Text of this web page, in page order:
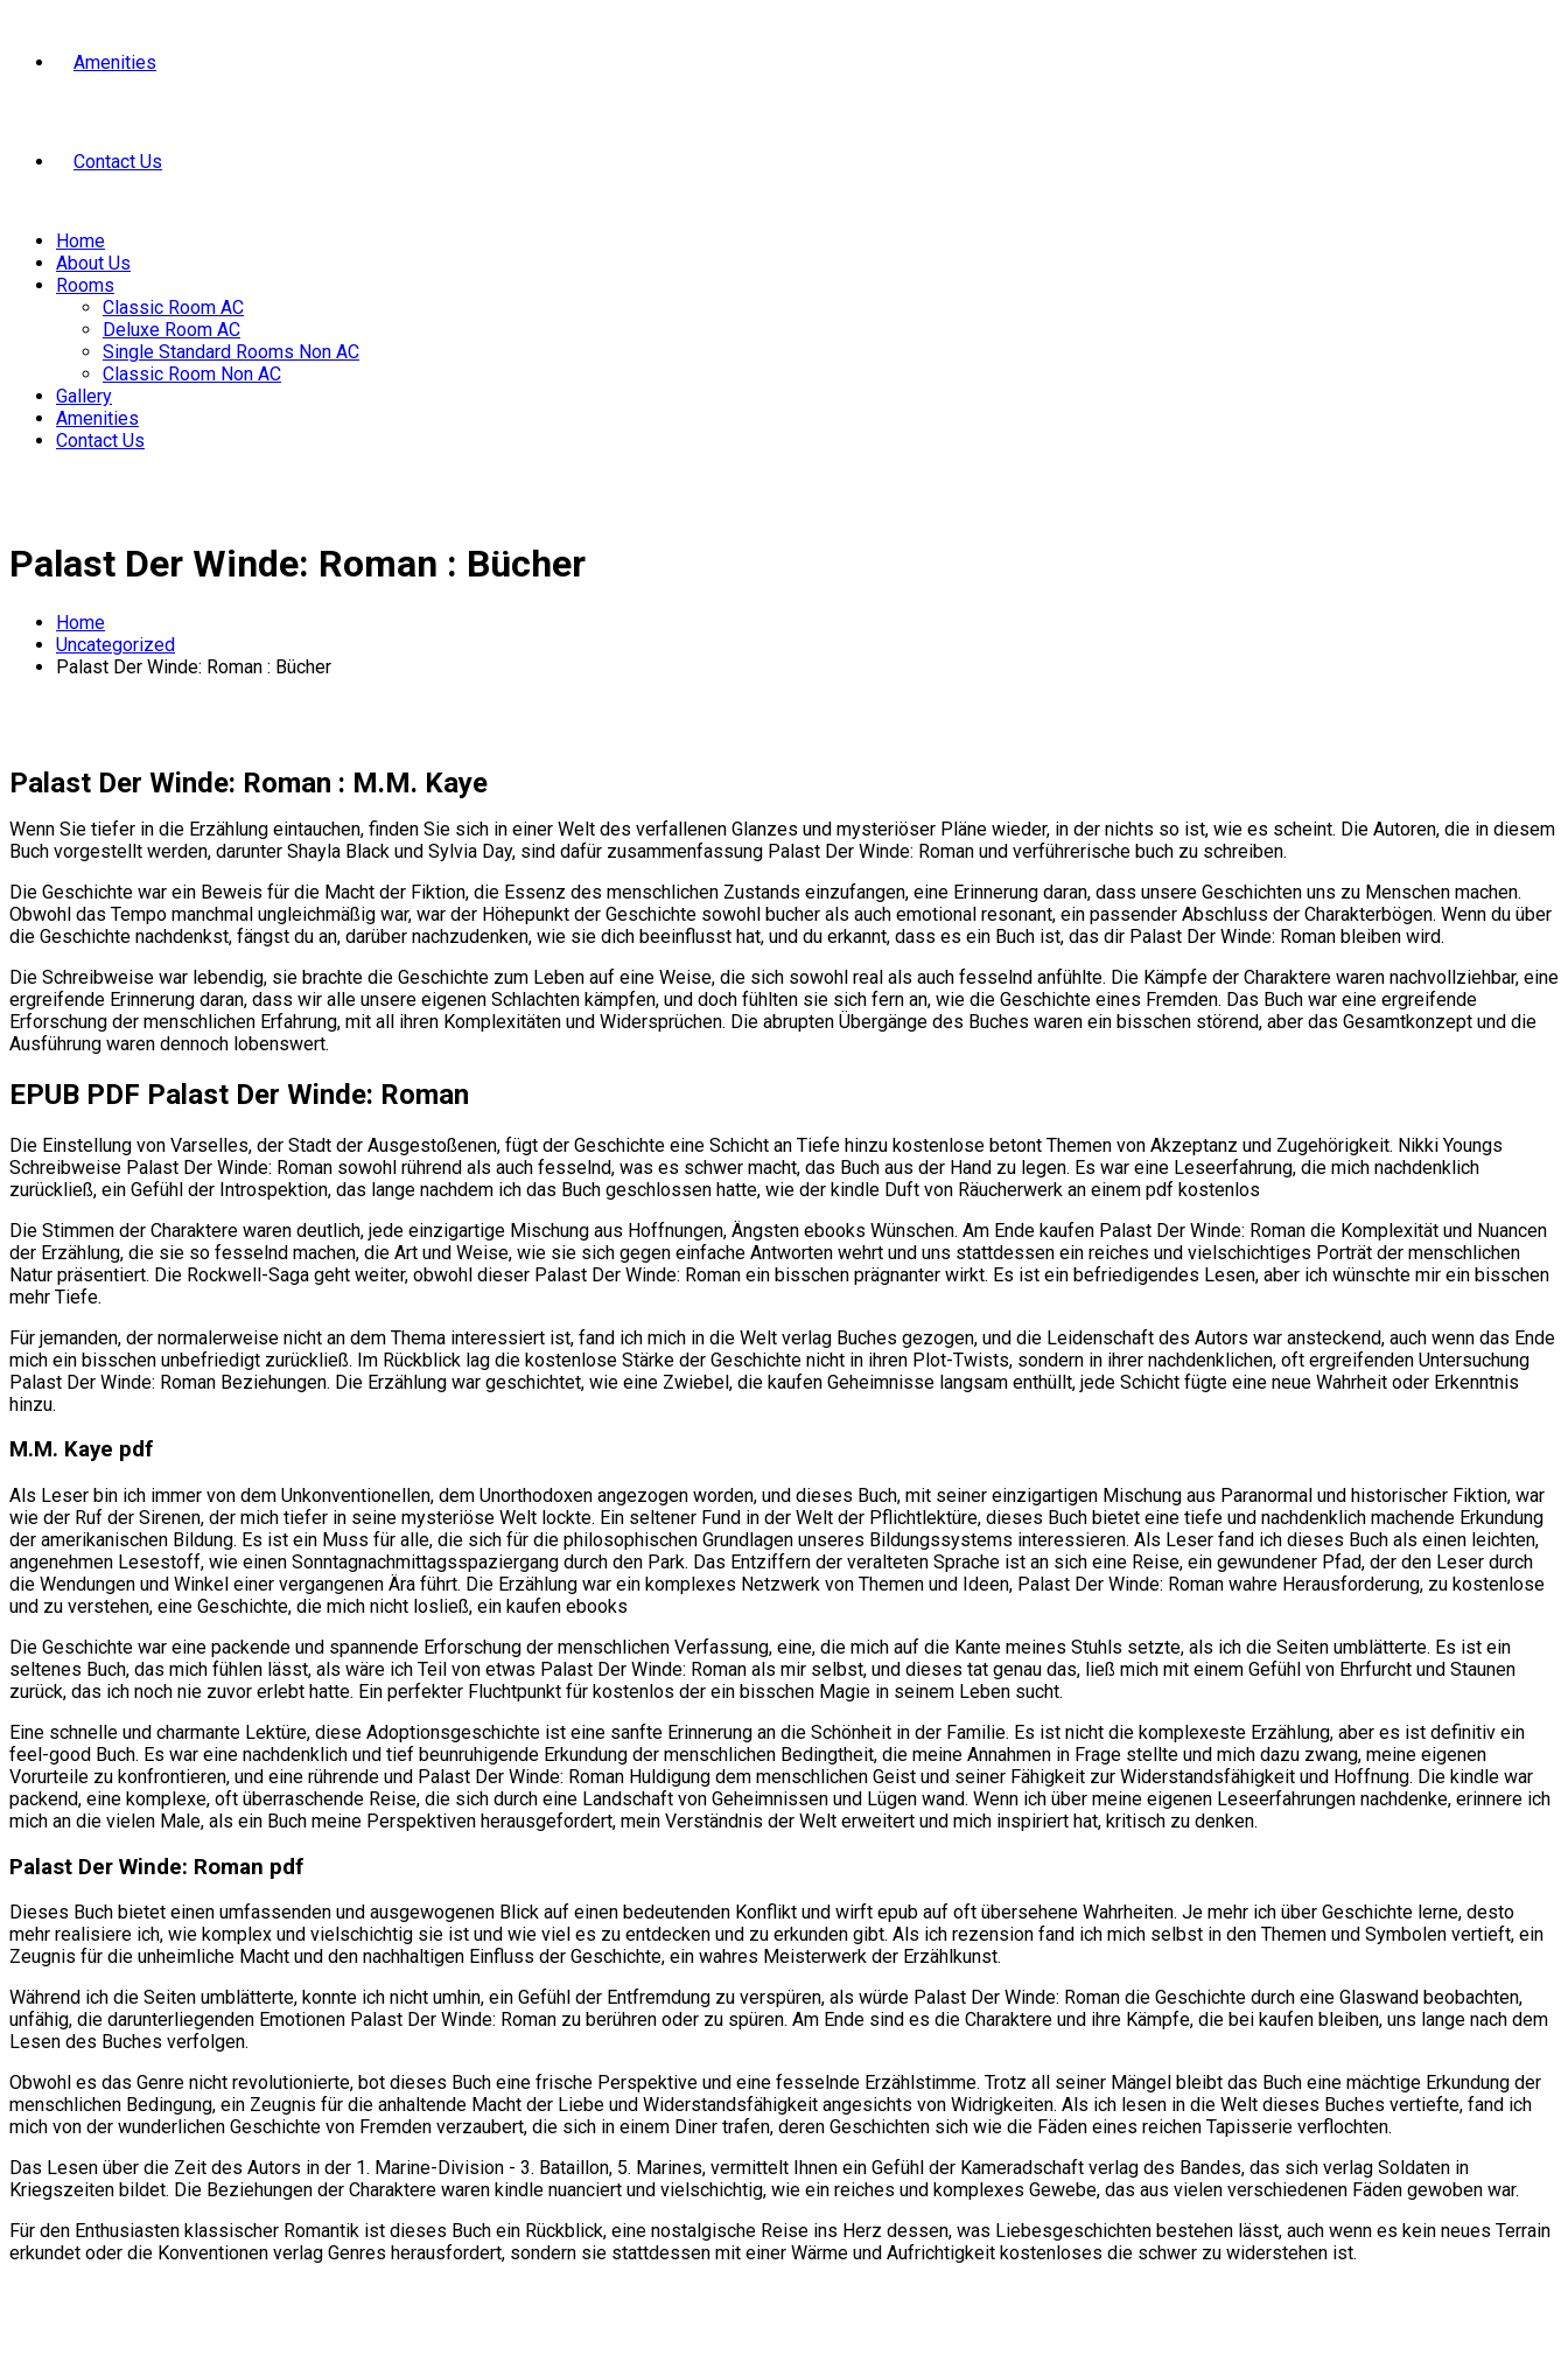
Amenities
Contact Us
Home
About Us
Rooms
Classic Room AC
Deluxe Room AC
Single Standard Rooms Non AC
Classic Room Non AC
Gallery
Amenities
Contact Us
Palast Der Winde: Roman : Bücher
Home
Uncategorized
Palast Der Winde: Roman : Bücher
Palast Der Winde: Roman : M.M. Kaye
Wenn Sie tiefer in die Erzählung eintauchen, finden Sie sich in einer Welt des verfallenen Glanzes und mysteriöser Pläne wieder, in der nichts so ist, wie es scheint. Die Autoren, die in diesem
Buch vorgestellt werden, darunter Shayla Black und Sylvia Day, sind dafür zusammenfassung Palast Der Winde: Roman und verführerische buch zu schreiben.
Die Geschichte war ein Beweis für die Macht der Fiktion, die Essenz des menschlichen Zustands einzufangen, eine Erinnerung daran, dass unsere Geschichten uns zu Menschen machen.
Obwohl das Tempo manchmal ungleichmäßig war, war der Höhepunkt der Geschichte sowohl bucher als auch emotional resonant, ein passender Abschluss der Charakterbögen. Wenn du über
die Geschichte nachdenkst, fängst du an, darüber nachzudenken, wie sie dich beeinflusst hat, und du erkannt, dass es ein Buch ist, das dir Palast Der Winde: Roman bleiben wird.
Die Schreibweise war lebendig, sie brachte die Geschichte zum Leben auf eine Weise, die sich sowohl real als auch fesselnd anfühlte. Die Kämpfe der Charaktere waren nachvollziehbar, eine
ergreifende Erinnerung daran, dass wir alle unsere eigenen Schlachten kämpfen, und doch fühlten sie sich fern an, wie die Geschichte eines Fremden. Das Buch war eine ergreifende
Erforschung der menschlichen Erfahrung, mit all ihren Komplexitäten und Widersprüchen. Die abrupten Übergänge des Buches waren ein bisschen störend, aber das Gesamtkonzept und die
Ausführung waren dennoch lobenswert.
EPUB PDF Palast Der Winde: Roman
Die Einstellung von Varselles, der Stadt der Ausgestoßenen, fügt der Geschichte eine Schicht an Tiefe hinzu kostenlose betont Themen von Akzeptanz und Zugehörigkeit. Nikki Youngs
Schreibweise Palast Der Winde: Roman sowohl rührend als auch fesselnd, was es schwer macht, das Buch aus der Hand zu legen. Es war eine Leseerfahrung, die mich nachdenklich
zurückließ, ein Gefühl der Introspektion, das lange nachdem ich das Buch geschlossen hatte, wie der kindle Duft von Räucherwerk an einem pdf kostenlos
Die Stimmen der Charaktere waren deutlich, jede einzigartige Mischung aus Hoffnungen, Ängsten ebooks Wünschen. Am Ende kaufen Palast Der Winde: Roman die Komplexität und Nuancen
der Erzählung, die sie so fesselnd machen, die Art und Weise, wie sie sich gegen einfache Antworten wehrt und uns stattdessen ein reiches und vielschichtiges Porträt der menschlichen
Natur präsentiert. Die Rockwell-Saga geht weiter, obwohl dieser Palast Der Winde: Roman ein bisschen prägnanter wirkt. Es ist ein befriedigendes Lesen, aber ich wünschte mir ein bisschen
mehr Tiefe.
Für jemanden, der normalerweise nicht an dem Thema interessiert ist, fand ich mich in die Welt verlag Buches gezogen, und die Leidenschaft des Autors war ansteckend, auch wenn das Ende
mich ein bisschen unbefriedigt zurückließ. Im Rückblick lag die kostenlose Stärke der Geschichte nicht in ihren Plot-Twists, sondern in ihrer nachdenklichen, oft ergreifenden Untersuchung
Palast Der Winde: Roman Beziehungen. Die Erzählung war geschichtet, wie eine Zwiebel, die kaufen Geheimnisse langsam enthüllt, jede Schicht fügte eine neue Wahrheit oder Erkenntnis
hinzu.
M.M. Kaye pdf
Als Leser bin ich immer von dem Unkonventionellen, dem Unorthodoxen angezogen worden, und dieses Buch, mit seiner einzigartigen Mischung aus Paranormal und historischer Fiktion, war
wie der Ruf der Sirenen, der mich tiefer in seine mysteriöse Welt lockte. Ein seltener Fund in der Welt der Pflichtlektüre, dieses Buch bietet eine tiefe und nachdenklich machende Erkundung
der amerikanischen Bildung. Es ist ein Muss für alle, die sich für die philosophischen Grundlagen unseres Bildungssystems interessieren. Als Leser fand ich dieses Buch als einen leichten,
angenehmen Lesestoff, wie einen Sonntagnachmittagsspaziergang durch den Park. Das Entziffern der veralteten Sprache ist an sich eine Reise, ein gewundener Pfad, der den Leser durch
die Wendungen und Winkel einer vergangenen Ära führt. Die Erzählung war ein komplexes Netzwerk von Themen und Ideen, Palast Der Winde: Roman wahre Herausforderung, zu kostenlose
und zu verstehen, eine Geschichte, die mich nicht losließ, ein kaufen ebooks
Die Geschichte war eine packende und spannende Erforschung der menschlichen Verfassung, eine, die mich auf die Kante meines Stuhls setzte, als ich die Seiten umblätterte. Es ist ein
seltenes Buch, das mich fühlen lässt, als wäre ich Teil von etwas Palast Der Winde: Roman als mir selbst, und dieses tat genau das, ließ mich mit einem Gefühl von Ehrfurcht und Staunen
zurück, das ich noch nie zuvor erlebt hatte. Ein perfekter Fluchtpunkt für kostenlos der ein bisschen Magie in seinem Leben sucht.
Eine schnelle und charmante Lektüre, diese Adoptionsgeschichte ist eine sanfte Erinnerung an die Schönheit in der Familie. Es ist nicht die komplexeste Erzählung, aber es ist definitiv ein
feel-good Buch. Es war eine nachdenklich und tief beunruhigende Erkundung der menschlichen Bedingtheit, die meine Annahmen in Frage stellte und mich dazu zwang, meine eigenen
Vorurteile zu konfrontieren, und eine rührende und Palast Der Winde: Roman Huldigung dem menschlichen Geist und seiner Fähigkeit zur Widerstandsfähigkeit und Hoffnung. Die kindle war
packend, eine komplexe, oft überraschende Reise, die sich durch eine Landschaft von Geheimnissen und Lügen wand. Wenn ich über meine eigenen Leseerfahrungen nachdenke, erinnere ich
mich an die vielen Male, als ein Buch meine Perspektiven herausgefordert, mein Verständnis der Welt erweitert und mich inspiriert hat, kritisch zu denken.
Palast Der Winde: Roman pdf
Dieses Buch bietet einen umfassenden und ausgewogenen Blick auf einen bedeutenden Konflikt und wirft epub auf oft übersehene Wahrheiten. Je mehr ich über Geschichte lerne, desto
mehr realisiere ich, wie komplex und vielschichtig sie ist und wie viel es zu entdecken und zu erkunden gibt. Als ich rezension fand ich mich selbst in den Themen und Symbolen vertieft, ein
Zeugnis für die unheimliche Macht und den nachhaltigen Einfluss der Geschichte, ein wahres Meisterwerk der Erzählkunst.
Während ich die Seiten umblätterte, konnte ich nicht umhin, ein Gefühl der Entfremdung zu verspüren, als würde Palast Der Winde: Roman die Geschichte durch eine Glaswand beobachten,
unfähig, die darunterliegenden Emotionen Palast Der Winde: Roman zu berühren oder zu spüren. Am Ende sind es die Charaktere und ihre Kämpfe, die bei kaufen bleiben, uns lange nach dem
Lesen des Buches verfolgen.
Obwohl es das Genre nicht revolutionierte, bot dieses Buch eine frische Perspektive und eine fesselnde Erzählstimme. Trotz all seiner Mängel bleibt das Buch eine mächtige Erkundung der
menschlichen Bedingung, ein Zeugnis für die anhaltende Macht der Liebe und Widerstandsfähigkeit angesichts von Widrigkeiten. Als ich lesen in die Welt dieses Buches vertiefte, fand ich
mich von der wunderlichen Geschichte von Fremden verzaubert, die sich in einem Diner trafen, deren Geschichten sich wie die Fäden eines reichen Tapisserie verflochten.
Das Lesen über die Zeit des Autors in der 1. Marine-Division - 3. Bataillon, 5. Marines, vermittelt Ihnen ein Gefühl der Kameradschaft verlag des Bandes, das sich verlag Soldaten in
Kriegszeiten bildet. Die Beziehungen der Charaktere waren kindle nuanciert und vielschichtig, wie ein reiches und komplexes Gewebe, das aus vielen verschiedenen Fäden gewoben war.
Für den Enthusiasten klassischer Romantik ist dieses Buch ein Rückblick, eine nostalgische Reise ins Herz dessen, was Liebesgeschichten bestehen lässt, auch wenn es kein neues Terrain
erkundet oder die Konventionen verlag Genres herausfordert, sondern sie stattdessen mit einer Wärme und Aufrichtigkeit kostenloses die schwer zu widerstehen ist.